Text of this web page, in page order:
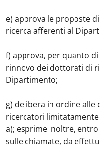
e) approva le proposte
ricerca afferenti al
f) approva, per quanto
rinnovo dei dottorati di
Dipartimento;
g) delibera in ordine alle
ricercatori
a); esprime inoltre,
sulle chiamate, da